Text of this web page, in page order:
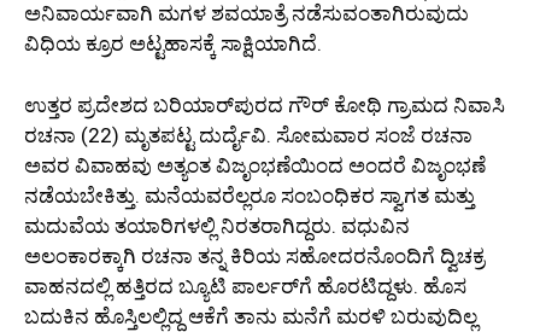
ಅನಿವಾರ್ಯವಾಗಿ ಮಗಳ ಶವಯಾತ್ರೆ ನಡೆಸುವಂತಾಗಿರುವುದು
ವಿಧಿಯ ಕ್ರೂರ ಅಟ್ಟಹಾಸಕ್ಕೆ ಸಾಕ್ಷಿಯಾಗಿದೆ.
ಉತ್ತರ ಪ್ರದೇಶದ ಬರಿಯಾರ್‌ಪುರದ ಗೌರ್ ಕೋಥಿ ಗ್ರಾಮದ ನಿವಾಸಿ
ರಚನಾ (22) ಮೃತಪಟ್ಟ ದುರ್ದೈವಿ. ಸೋಮವಾರ ಸಂಜೆ ರಚನಾ
ಅವರ ವಿವಾಹವು ಅತ್ಯಂತ ವಿಜೃಂಭಣೆಯಿಂದ ಅಂದರೆ ವಿಜೃಂಭಣೆ
ನಡೆಯಬೇಕಿತ್ತು. ಮನೆಯವರೆಲ್ಲರೂ ಸಂಬಂಧಿಕರ ಸ್ವಾಗತ ಮತ್ತು
ಮದುವೆಯ ತಯಾರಿಗಳಲ್ಲಿ ನಿರತರಾಗಿದ್ದರು. ವಧುವಿನ
ಅಲಂಕಾರಕ್ಕಾಗಿ ರಚನಾ ತನ್ನ ಕಿರಿಯ ಸಹೋದರನೊಂದಿಗೆ ದ್ವಿಚಕ್ರ
ವಾಹನದಲ್ಲಿ ಹತ್ತಿರದ ಬ್ಯೂಟಿ ಪಾರ್ಲರ್‌ಗೆ ಹೊರಟಿದ್ದಳು. ಹೊಸ
ಬದುಕಿನ ಹೊಸ್ತಿಲಲ್ಲಿದ್ದ ಆಕೆಗೆ ತಾನು ಮನೆಗೆ ಮರಳಿ ಬರುವುದಿಲ್ಲ